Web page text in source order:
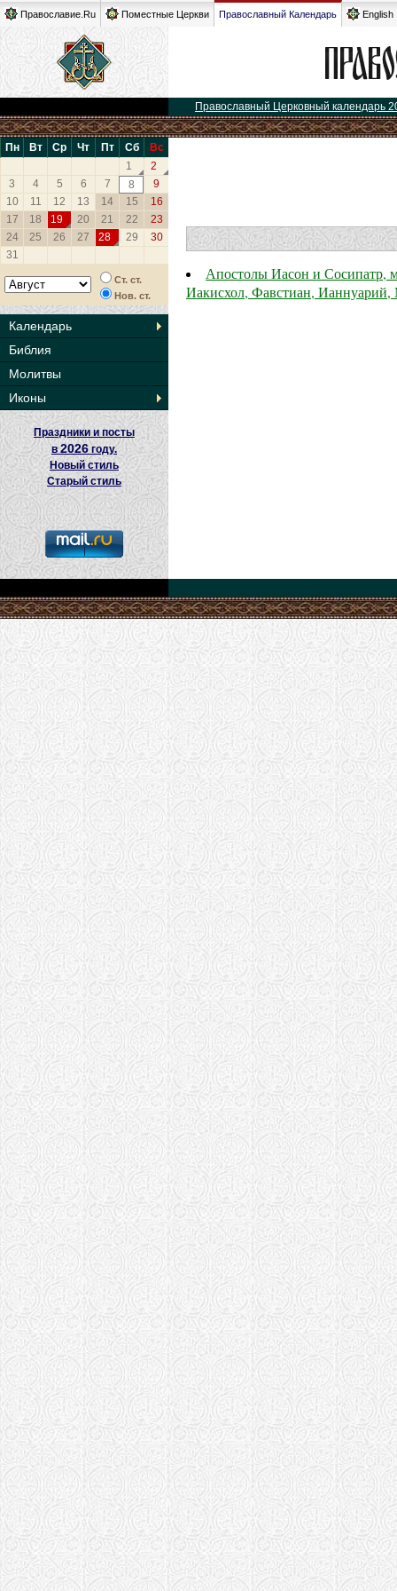
Православие.Ru Поместные Церкви Православный Календарь English
Православный Церковный календарь
Пн Вт Ср Чт Пт Сб
Вс
1
2
3
4 5 6 7 8
9
10
11 12 13 14 15
16
17
18 19 20 21 22
23
24
25 26 27 28 29
30
31
Ст. ст.
Нов. ст.
Календарь
Библия
Молитвы
Иконы
Праздники и посты
в2026 году.
Новый стиль
Старый стиль
Апостолы Иасон и Сосипатр,
Иакисхол, Фавстиан,